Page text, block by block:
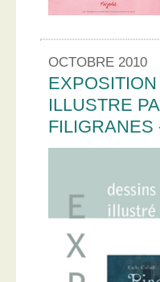
OCTOBRE 2010
ILLUSTRE
FILIGRANES